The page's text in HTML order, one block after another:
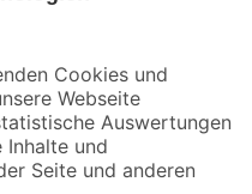
mehr verpassen!